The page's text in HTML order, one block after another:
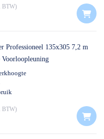
BTW
Professioneel 135x305 7,2 m
Voorloopleuning
BTW